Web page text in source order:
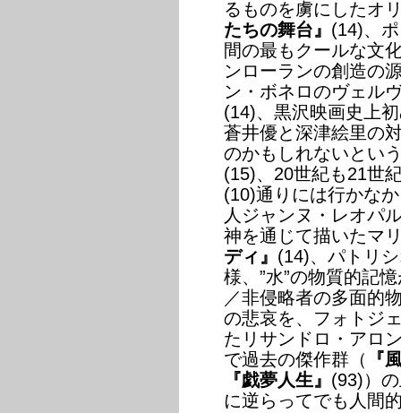
るものを虜にしたオ
たちの舞台』 (14)、
間の最もクールな文
ンローランの創造の
ン・ボネロのヴェル
(14)、黒沢映画史上
蒼井優と深津絵里の
のかもしれないとい
(15)、20世紀も21世
(10)通りには行かな
人ジャンヌ・レオパ
神を通じて描いたマ
ディ』 (14)、パトリ
様、”水”の物質的記
／非侵略者の多面的
の悲哀を、フォトジ
たリサンドロ・アロ
で過去の傑作群（
『
『戯夢人生』 (93)）
に逆らってでも人間